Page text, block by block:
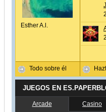
Esther A.l.
Todo sobre él
JUEGOS EN
Arcade Casino